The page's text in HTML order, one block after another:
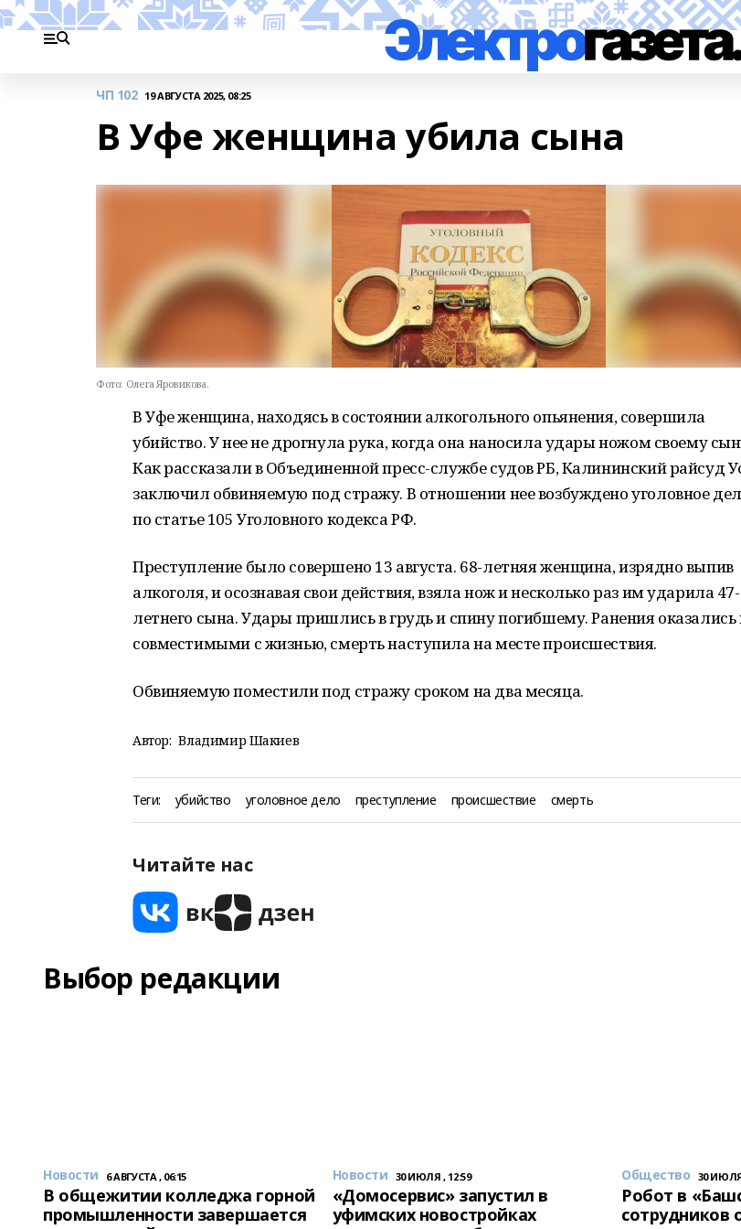
ЧП 102 19 АВГУСТА 2025, 08:25
В Уфе женщина убила сына
Фото: Олега Яровикова.
В Уфе женщина, находясь в состоянии алкогольного опьянения, совершила
убийство. У нее не дрогнула рука, когда она наносила удары ножом своему
Как рассказали в Объединенной пресс-службе судов РБ, Калининский райсуд
заключил обвиняемую под стражу. В отношении нее возбуждено уголовное
по статье 105 Уголовного кодекса РФ.
Преступление было совершено 13 августа. 68-летняя женщина, изрядно выпив
алкоголя, и осознавая свои действия, взяла нож и несколько раз им ударила 47-
летнего сына. Удары пришлись в грудь и спину погибшему. Ранения оказались
совместимыми с жизнью, смерть наступила на месте происшествия.
Обвиняемую поместили под стражу сроком на два месяца.
Автор: Владимир Шакиев
Теги: убийство уголовное дело преступление происшествие смерть
Читайте нас
Выбор редакции
Новости 6 АВГУСТА , 06:15
В общежитии колледжа горной
промышленности завершается
Новости 30 ИЮЛЯ , 12:59
«Домосервис» запустил в
уфимских новостройках
Общество 30 ИЮЛЯ
Робот в
сотрудников